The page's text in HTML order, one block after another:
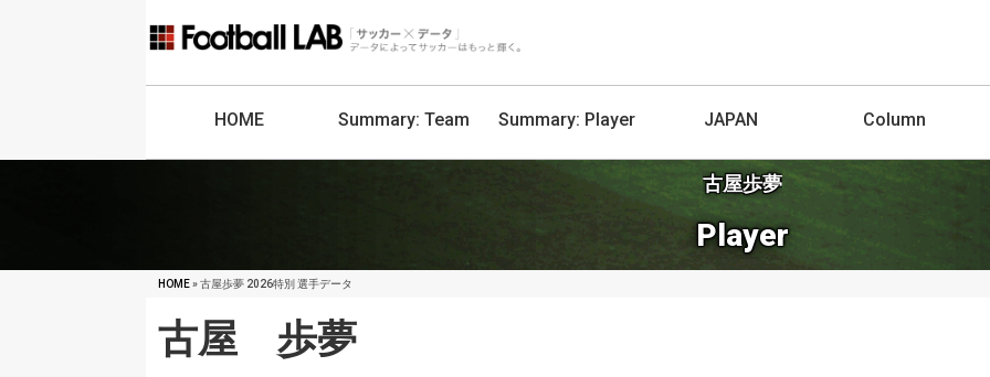
HOME Summary: Team Summary: Player JAPAN Column
古屋歩夢
Player
HOME» 古屋歩夢 2026特別 選手データ
古屋 歩夢